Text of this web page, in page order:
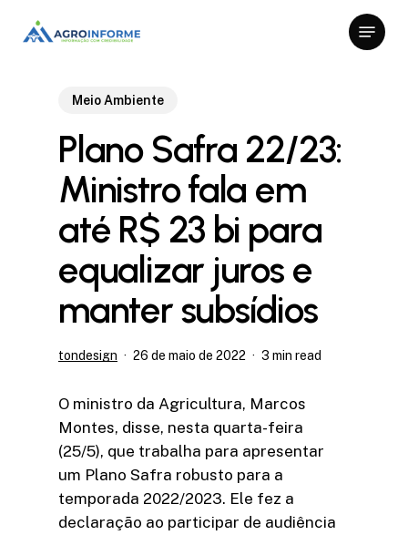
Menu
Meio Ambiente
Plano Safra 22/23:
Ministro fala em
até R$ 23 bi para
equalizar juros e
manter subsídios
tondesign 26 de maio de 2022 3 min read
O ministro da Agricultura, Marcos
Montes, disse, nesta quarta-feira
(25/5), que trabalha para apresentar
um Plano Safra robusto para a
temporada 2022/2023. Ele fez a
declaração ao participar de audiência